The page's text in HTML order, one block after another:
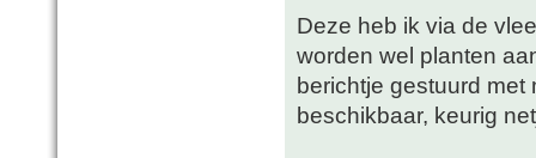
Deze heb ik via de
worden wel planten
berichtje gestuurd met
beschikbaar, keurig